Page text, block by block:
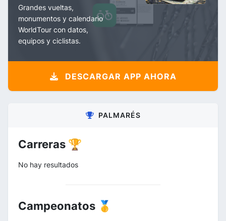
Grandes vueltas,
monumentos y calendario
WorldTour con datos,
equipos y ciclistas.
DESCARGAR APP AHORA
PALMARÉS
Carreras 🏆
No hay resultados
Campeonatos 🥇